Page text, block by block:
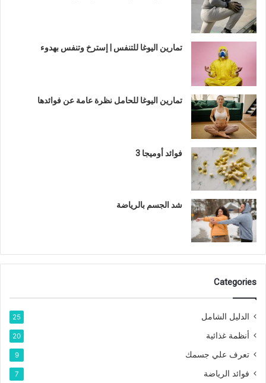
تمارين اليوغا للتنفس | إسترخ وتنفس بهدوء
تمارين اليوغا للحامل نظرة عامة عن فوائدها
فوائد أوميجا 3
شد الجسم بالرياضة
Categories
الدليل الشامل 25
أنظمة غذائية 20
تعرف علي جسمك 9
فوائد الرياضة 7